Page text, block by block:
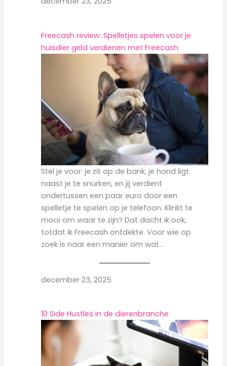
Freecash review: Spelletjes spelen voor je
huisdier geld verdienen met Freecash
Stel je voor: je zit op de bank, je hond ligt
naast je te snurken, en jij verdient
ondertussen een paar euro door een
spelletje te spelen op je telefoon. Klinkt te
mooi om waar te zijn? Dat dacht ik ook,
totdat ik Freecash ontdekte. Voor wie op
zoek is naar een manier om wat…
december 23, 2025
10 Side Hustles in de dierenbranche